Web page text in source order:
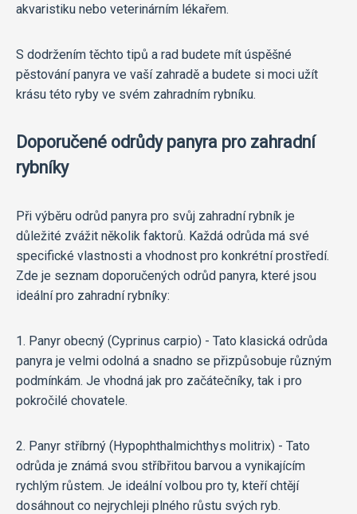
akvaristiku nebo veterinárním lékařem.
S dodržením těchto tipů a rad budete mít úspěšné
pěstování panyra ve vaší zahradě a budete si moci užít
krásu této ryby ve svém zahradním rybníku.
Doporučené odrůdy panyra pro zahradní
rybníky
Při výběru odrůd panyra pro svůj zahradní rybník je
důležité zvážit několik faktorů. Každá odrůda má své
specifické vlastnosti a vhodnost pro konkrétní prostředí.
Zde je seznam doporučených odrůd panyra, které jsou
ideální pro zahradní rybníky:
1. Panyr obecný (Cyprinus carpio) - Tato klasická odrůda
panyra je velmi odolná a snadno se přizpůsobuje různým
podmínkám. Je vhodná jak pro začátečníky, tak i pro
pokročilé chovatele.
2. Panyr stříbrný (Hypophthalmichthys molitrix) - Tato
odrůda je známá svou stříbřitou barvou a vynikajícím
rychlým růstem. Je ideální volbou pro ty, kteří chtějí
dosáhnout co nejrychleji plného růstu svých ryb.